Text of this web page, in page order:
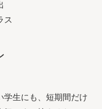
ス
学生にも、短期間だけ